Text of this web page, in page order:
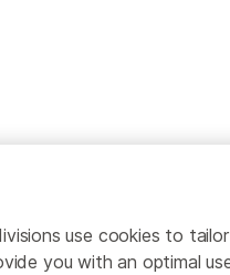
use cookies to tailor
you with an optimal